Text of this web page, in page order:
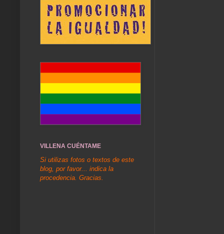
VILLENA CUÉNTAME
Si utilizas fotos o textos de este
blog, por favor... indica la
procedencia. Gracias.